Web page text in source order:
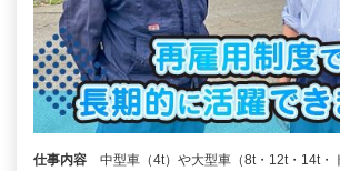
仕事内容
中型車（4t）や大型車（8t・12t・14t・